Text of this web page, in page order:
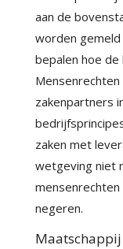
aan de
worden gemeld
bepalen hoe
zakenpartners
zaken met
wetgeving niet
negeren.